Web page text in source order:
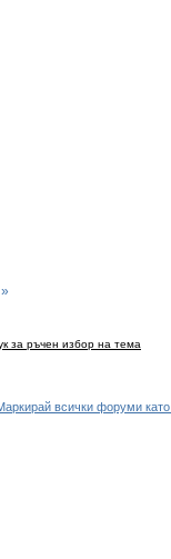
за ръчен избор на тема
всички форуми